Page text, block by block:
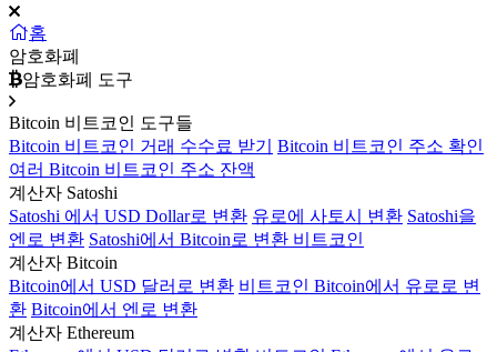
홈
암호화폐
암호화폐 도구
Bitcoin 비트코인 도구들
Bitcoin 비트코인 거래 수수료 받기
Bitcoin 비트코인 주소 확인
여러 Bitcoin 비트코인 주소 잔액
계산자 Satoshi
Satoshi 에서 USD Dollar로 변환 유로에 사토시 변환 Satoshi을
엔로 변환 Satoshi에서 Bitcoin로 변환 비트코인
계산자 Bitcoin
Bitcoin에서 USD 달러로 변환 비트코인 Bitcoin에서 유로로 변
환 Bitcoin에서 엔로 변환
계산자 Ethereum